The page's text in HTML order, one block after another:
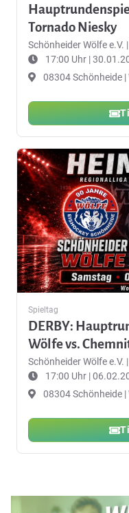
Tornado Niesky
Schönheider Wölfe e.V. |
17:00 Uhr |
08304 Schönheide
Spieltag
DERBY:
Wölfe vs.
Schönheider Wölfe e.V. |
17:00 Uhr |
08304 Schönheide